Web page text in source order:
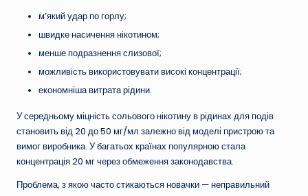
м’який удар по горлу;
швидке насичення нікотином;
менше подразнення слизової;
можливість використовувати високі концентрації;
економніша витрата рідини.
У середньому міцність сольового нікотину в рідинах для подів
становить від 20 до 50 мг/мл залежно від моделі пристрою та
вимог виробника. У багатьох країнах популярною стала
концентрація 20 мг через обмеження законодавства.
Проблема, з якою часто стикаються новачки — неправильний